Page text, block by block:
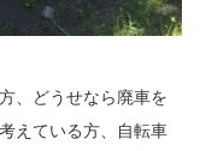
、どうせなら廃車を
えている方、自転車